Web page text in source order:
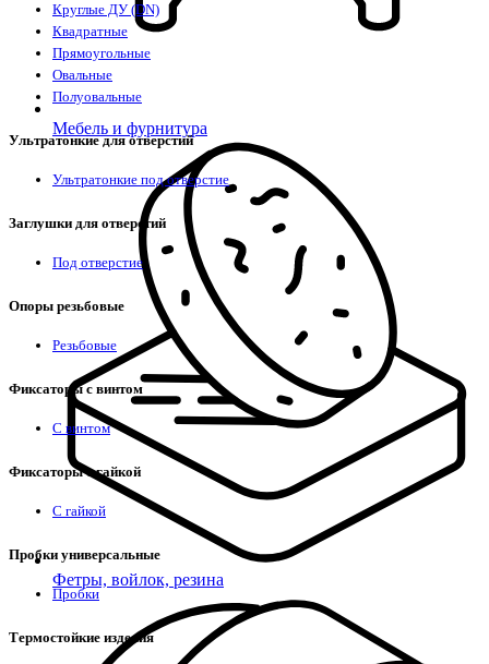
Мебель и фурнитура
Фетры, войлок, резина
Круглые ДУ (DN)
Квадратные
Прямоугольные
Овальные
Полуовальные
Ультратонкие для отверстий
Ультратонкие под отверстие
Заглушки для отверстий
Под отверстие
Опоры резьбовые
Резьбовые
Фиксаторы с винтом
С винтом
Фиксаторы с гайкой
С гайкой
Пробки универсальные
Пробки
Термостойкие изделия